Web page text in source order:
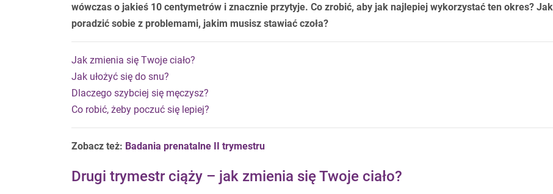
wówczas o jakieś 10 centymetrów i znacznie przytyje. Co zrobić, aby jak najlepiej wykorzystać ten okres? Jak
poradzić sobie z problemami, jakim musisz stawiać czoła?
Jak zmienia się Twoje ciało?
Jak ułożyć się do snu?
Dlaczego szybciej się męczysz?
Co robić, żeby poczuć się lepiej?
Zobacz też: Badania prenatalne II trymestru
Drugi trymestr ciąży – jak zmienia się Twoje ciało?